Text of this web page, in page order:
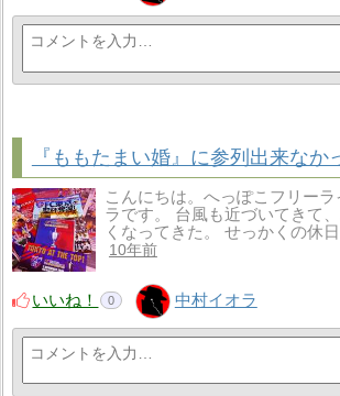
こんにちは。へっぽこフリー
ラです。 台風も近づいてきて
くなってきた。 せっかくの休
10年前
いいね！ 0 中村イオラ